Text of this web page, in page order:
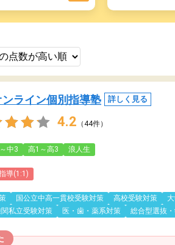
ンライン個別指導塾 詳しく見る
4.2 （44件）
中3 高1～高3 浪人生
導(1:1)
国公立中高一貫校受験対策 高校受験対策
私立受験対策 医・歯・薬系対策 総合型選抜